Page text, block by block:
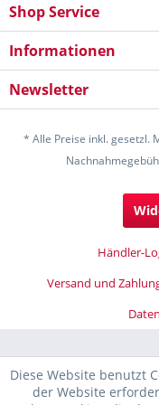
Shop Service
Informationen
Newsletter
* Alle Preise inkl. gesetzl.
Händler-
Versand und
Diese Website benutzt
der Website